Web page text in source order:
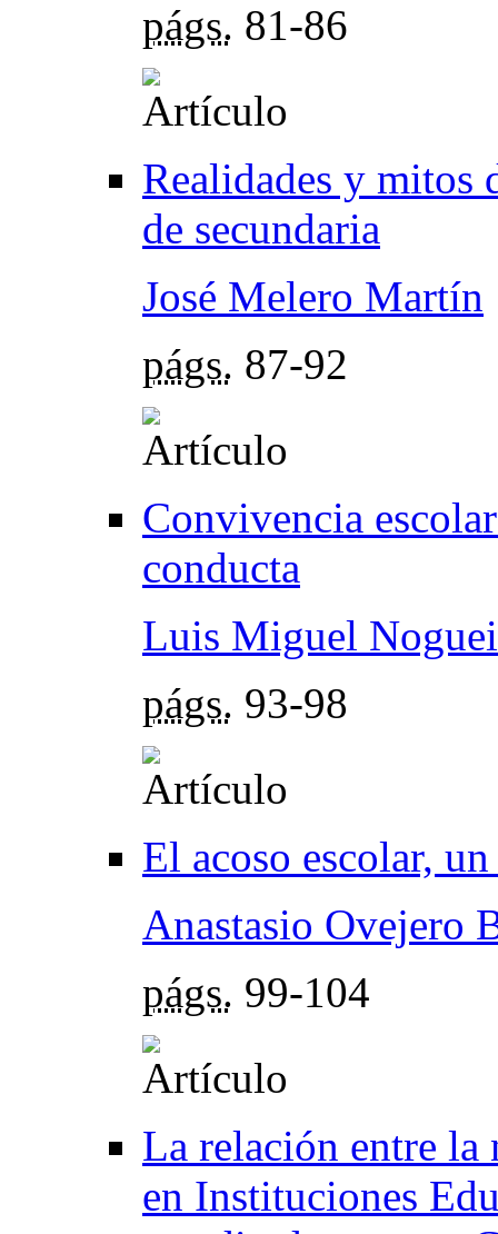
págs. 81-86
Realidades y mitos
de secundaria
José Melero Martín
págs. 87-92
Convivencia
conducta
Luis Miguel
págs. 93-98
El acoso escolar,
Anastasio Ovejero
págs. 99-104
La relación entre
en Instituciones